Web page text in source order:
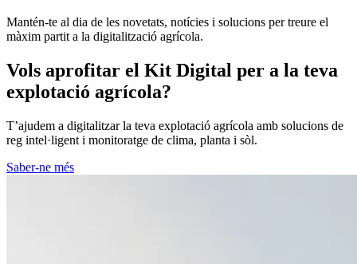
Mantén-te al dia de les novetats, notícies i solucions per treure el
màxim partit a la digitalització agrícola.
Vols aprofitar el Kit Digital per a la teva
explotació agrícola?
T’ajudem a digitalitzar la teva explotació agrícola amb solucions de
reg intel·ligent i monitoratge de clima, planta i sòl.
Saber-ne més